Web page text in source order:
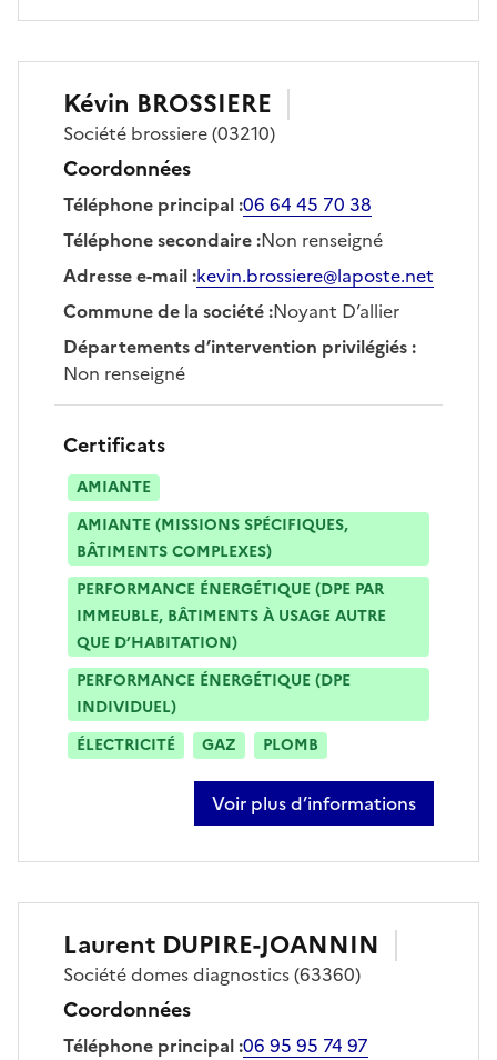
Kévin BROSSIERE
Société brossiere(03210)
Coordonnées
Téléphone principal:06 64 45 70 38
Téléphone secondaire:Non renseigné
Adresse e-mail:kevin.brossiere@laposte.net
Commune de la société:Noyant D’allier
Départements d’intervention privilégiés:
Non renseigné
Certificats
AMIANTE
AMIANTE (MISSIONS SPÉCIFIQUES,
BÂTIMENTS COMPLEXES)
PERFORMANCE ÉNERGÉTIQUE (DPE PAR
IMMEUBLE, BÂTIMENTS À USAGE AUTRE
QUE D’HABITATION)
PERFORMANCE ÉNERGÉTIQUE (DPE
INDIVIDUEL)
ÉLECTRICITÉ
GAZ PLOMB
Voir plus d’informations
sur kévin brossiere
Laurent DUPIRE-JOANNIN
Sociétédomes diagnostics(63360)
Coordonnées
Téléphone principal:06 95 95 74 97